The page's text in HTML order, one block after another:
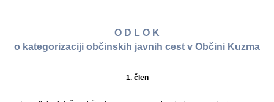
O D L O K
o kategorizaciji občinskih javnih cest v Občini Kuzma
1. člen